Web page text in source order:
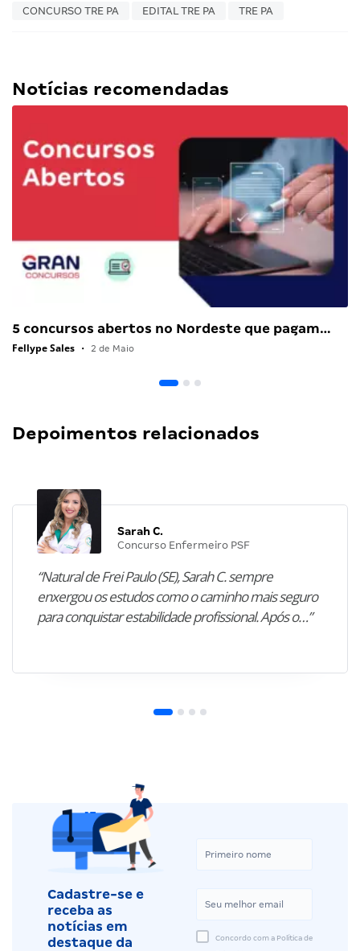
CONCURSO TRE PA EDITAL TRE PA TRE PA
Notícias recomendadas
5 concursos abertos no Nordeste que pagam…
Fellype Sales • 2 de Maio
Depoimentos relacionados
Sarah C.
Concurso Enfermeiro PSF
“Natural de Frei Paulo (SE), Sarah C. sempre
enxergou os estudos como o caminho mais seguro
para conquistar estabilidade profissional. Após o…”
Cadastre-se e
receba as
notícias em
destaque da
Concordo com a Política de